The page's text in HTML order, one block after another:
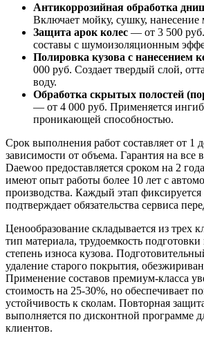
Антикоррозийная обработка
Включает мойку, сушку, нанесение
Защита арок колес — от 3 500
составы с шумоизоляционным
Полировка кузова с нанесением
000 руб. Создает твердый слой,
воду.
Обработка скрытых полостей
— от 4 000 руб. Применяется
проникающей способностью.
Срок выполнения работ составляет от 1
зависимости от объема. Гарантия на все
Daewoo предоставляется сроком на 2
имеют опыт работы более 10 лет с
производства. Каждый этап фиксируется
подтверждает обязательства сервиса
Ценообразование складывается из трех
тип материала, трудоемкость
степень износа кузова.
удаление старого покрытия,
Применение составов премиум-класса
стоимость на 25-30%, но обеспечивает
устойчивость к сколам. Повторная
выполняется по дисконтной программе
клиентов.